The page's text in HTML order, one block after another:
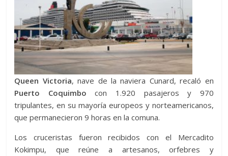
Queen Victoria, nave de la naviera Cunard, recaló en
Puerto Coquimbo con 1.920 pasajeros y 970
tripulantes, en su mayoría europeos y norteamericanos,
que permanecieron 9 horas en la comuna.
Los cruceristas fueron recibidos con el Mercadito
Kokimpu, que reúne a artesanos, orfebres y